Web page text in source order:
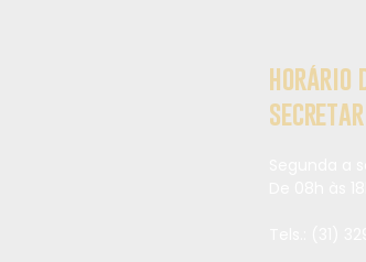
horário